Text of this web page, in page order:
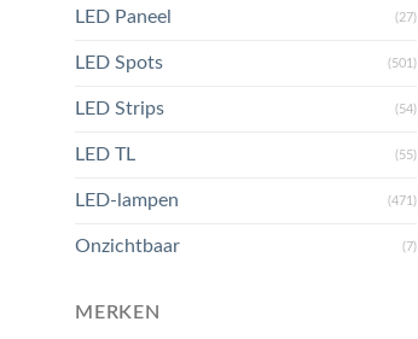
LED Paneel (27)
LED Spots (501)
LED Strips (54)
LED TL (55)
LED-lampen (471)
Onzichtbaar (7)
MERKEN